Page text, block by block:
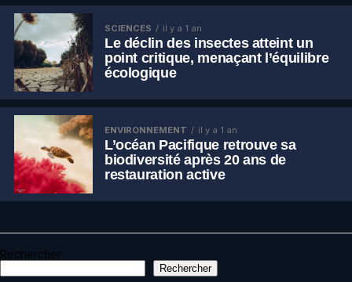
SCIENCES il y a 1 an
Le déclin des insectes atteint un
point critique, menaçant l’équilibre
écologique
ENVIRONNEMENT il y a 1 an
L’océan Pacifique retrouve sa
biodiversité après 20 ans de
restauration active
Rechercher
Rechercher